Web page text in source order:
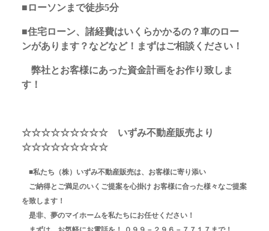
■ローソンまで徒歩5分
■住宅ローン、諸経費はいくらかかるの？車のロー
ンがあります？などなど！まずはご相談ください！
弊社とお客様にあった資金計画をお作り致しま
す！
☆☆☆☆☆☆☆☆☆ いずみ不動産販売より
☆☆☆☆☆☆☆☆☆
■私たち（株）いずみ不動産販売は、お客様に寄り添い
ご納得とご満足のいくご提案を心掛け お客様に合った様々なご提案
を致します！
是非、夢のマイホームを私たちにお任せください！